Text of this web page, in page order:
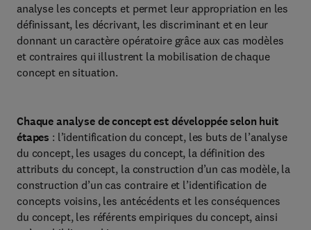
analyse les concepts et permet leur appropriation en les
définissant, les décrivant, les discriminant et en leur
donnant un caractère opératoire grâce aux cas modèles
et contraires qui illustrent la mobilisation de chaque
concept en situation.
Chaque analyse de concept est développée selon huit
étapes : l’identification du concept, les buts de l’analyse
du concept, les usages du concept, la définition des
attributs du concept, la construction d’un cas modèle, la
construction d’un cas contraire et l’identification de
concepts voisins, les antécédents et les conséquences
du concept, les référents empiriques du concept, ainsi